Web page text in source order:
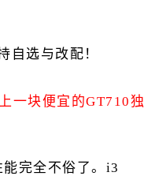
自选与改配！
一块便宜的GT710独
完全不俗了。i3